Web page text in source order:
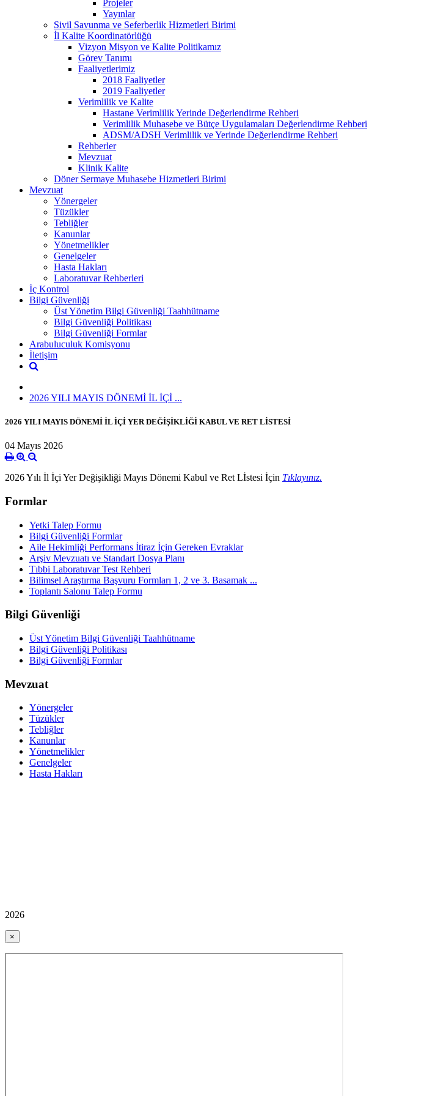
Projeler
Yayınlar
Sivil Savunma ve Seferberlik Hizmetleri Birimi
İl Kalite Koordinatörlüğü
Vizyon Misyon ve Kalite Politikamız
Görev Tanımı
Faaliyetlerimiz
2018 Faaliyetler
2019 Faaliyetler
Verimlilik ve Kalite
Hastane Verimlilik Yerinde Değerlendirme Rehberi
Verimlilik Muhasebe ve Bütçe Uygulamaları Değerlendirme Rehberi
ADSM/ADSH Verimlilik ve Yerinde Değerlendirme Rehberi
Rehberler
Mevzuat
Klinik Kalite
Döner Sermaye Muhasebe Hizmetleri Birimi
Mevzuat
Yönergeler
Tüzükler
Tebliğler
Kanunlar
Yönetmelikler
Genelgeler
Hasta Hakları
Laboratuvar Rehberleri
İç Kontrol
Bilgi Güvenliği
Üst Yönetim Bilgi Güvenliği Taahhütname
Bilgi Güvenliği Politikası
Bilgi Güvenliği Formlar
Arabuluculuk Komisyonu
İletişim
2026 YILI MAYIS DÖNEMİ İL İÇİ ...
2026 YILI MAYIS DÖNEMİ İL İÇİ YER DEĞİŞİKLİĞİ KABUL VE RET LİSTESİ
04 Mayıs 2026
2026 Yılı İl İçi Yer Değişikliği Mayıs Dönemi Kabul ve Ret Lİstesi İçin Tıklayınız.
Formlar
Yetki Talep Formu
Bilgi Güvenliği Formlar
Aile Hekimliği Performans İtiraz İçin Gereken Evraklar
Arşiv Mevzuatı ve Standart Dosya Planı
Tıbbi Laboratuvar Test Rehberi
Bilimsel Araştırma Başvuru Formları 1, 2 ve 3. Basamak ...
Toplantı Salonu Talep Formu
Bilgi Güvenliği
Üst Yönetim Bilgi Güvenliği Taahhütname
Bilgi Güvenliği Politikası
Bilgi Güvenliği Formlar
Mevzuat
Yönergeler
Tüzükler
Tebliğler
Kanunlar
Yönetmelikler
Genelgeler
Hasta Hakları
2026
×